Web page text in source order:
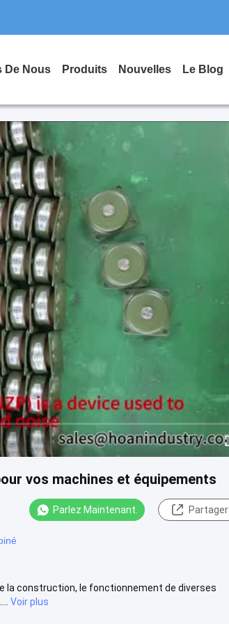
De Nous Produits Nouvelles Le Blog
vos machines et équipements
Parlez Maintenant. Partager
la construction, le fonctionnement de diverses
Voir plus